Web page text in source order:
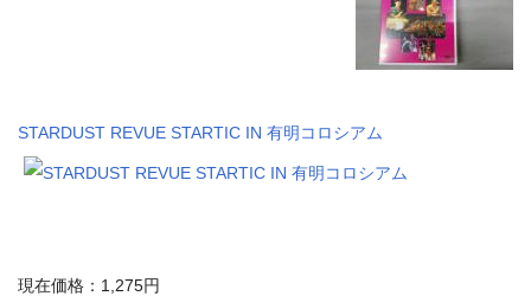
STARDUST REVUE STARTIC IN 有明コロシアム
現在価格：1,275円